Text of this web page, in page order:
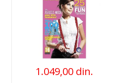
1.049,00 din.